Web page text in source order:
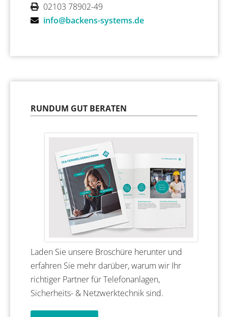
02103 78902-49
info@backens-systems.de
RUNDUM GUT BERATEN
Laden Sie unsere Broschüre herunter und
erfahren Sie mehr darüber, warum wir Ihr
richtiger Partner für Telefonanlagen,
Sicherheits- & Netzwerktechnik sind.